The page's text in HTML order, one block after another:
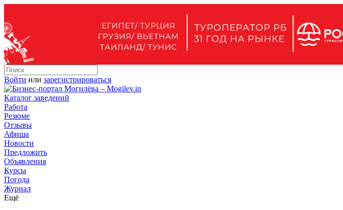
Войти или зарегистрироваться
Каталог заведений
Работа
Резюме
Отзывы
Афиша
Новости
Предложить
Объявления
Курсы
Погода
Журнал
Ещё